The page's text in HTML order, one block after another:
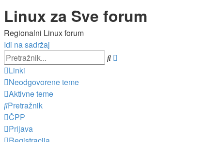
Linux za Sve forum
Regionalni Linux forum
Idi na sadržaj
Pretražnik
Linki
Neodgovorene teme
Aktivne teme
Pretražnik
ČPP
Prijava